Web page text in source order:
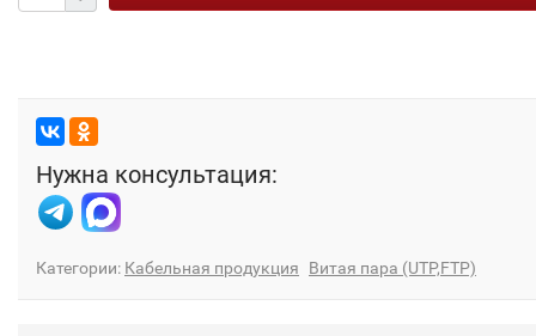
Нужна консультация:
Категории: Кабельная продукция Витая пара (UTP,FTP)